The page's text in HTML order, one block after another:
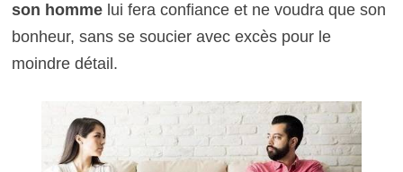
son hommelui fera confiance et ne voudra que son
bonheur, sans se soucier avec excès pour le
moindre détail.